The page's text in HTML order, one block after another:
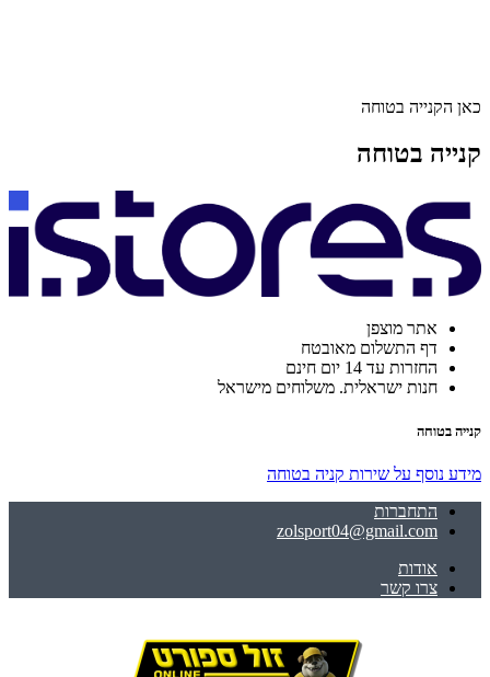
כאן הקנייה בטוחה
קנייה בטוחה
אתר מוצפן
דף התשלום מאובטח
החזרות עד 14 יום חינם
חנות ישראלית. משלוחים מישראל
קנייה בטוחה
מידע נוסף על שירות קניה בטוחה
התחברות
zolsport04@gmail.com
אודות
צרו קשר